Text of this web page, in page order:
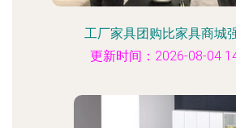
工厂家具团购比家具商城
更新时间：2026-08-04